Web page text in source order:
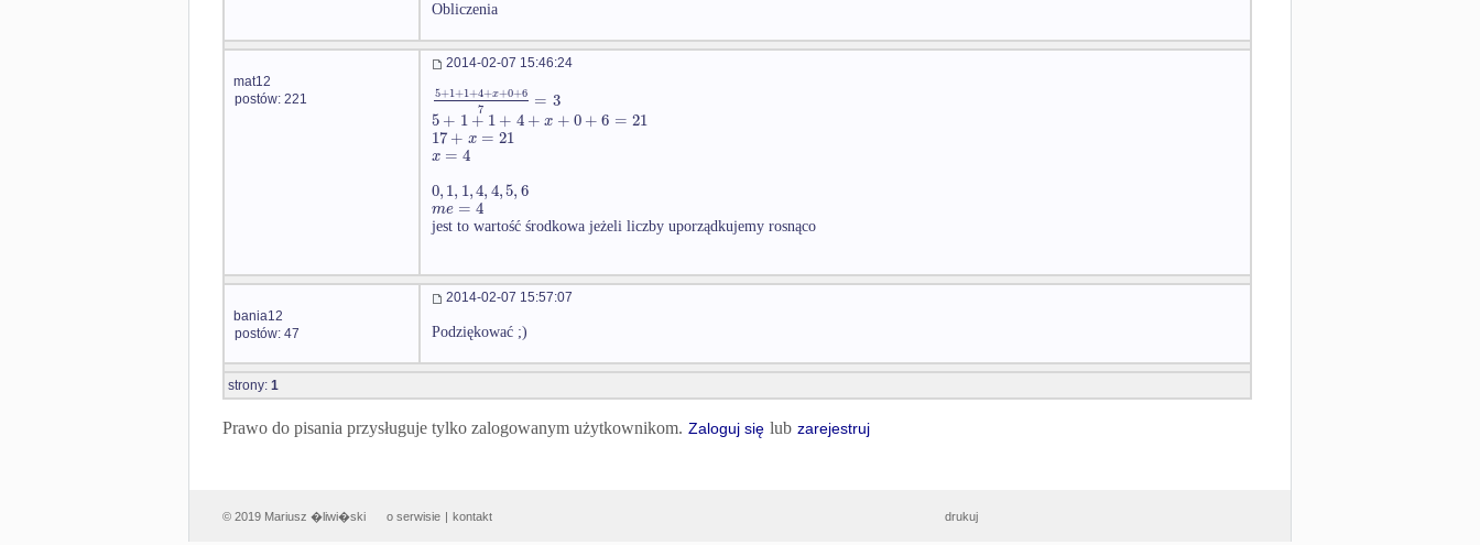
Obliczenia
mat12
postów: 221
2014-02-07 15:46:24
5+1+1+4+x+0+6
7 = 3
5+ 1+ 1+ 4+ x +0+6 = 21
17+ x = 21
x = 4
0,1, 1,4,4,5,6
me =4
jest to wartość środkowa jeżeli liczby uporządkujemy rosnąco
bania12
postów: 47
2014-02-07 15:57:07
Podziękować ;)
strony: 1
Prawo do pisania przysługuje tylko zalogowanym użytkownikom. Zaloguj się lub zarejestruj
© 2019 Mariusz �liwi�ski o serwisie | kontakt drukuj